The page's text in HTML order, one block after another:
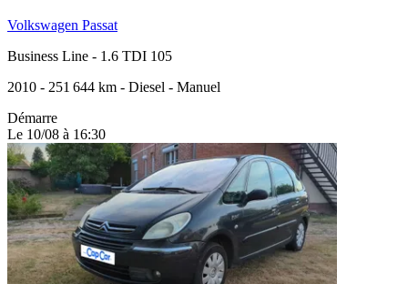
Volkswagen Passat
Business Line - 1.6 TDI 105
2010 - 251 644 km - Diesel - Manuel
Démarre
Le 10/08 à 16:30